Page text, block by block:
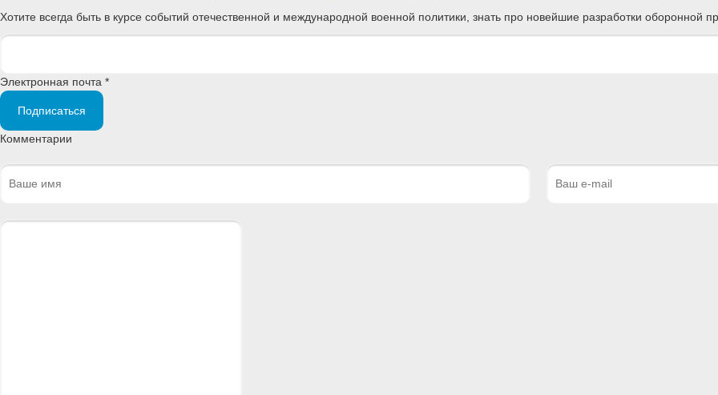
Хотите всегда быть в курсе событий отечественной и международной военной политики, знать про новейшие разработки
Электронная почта *
Подписаться
Комментарии